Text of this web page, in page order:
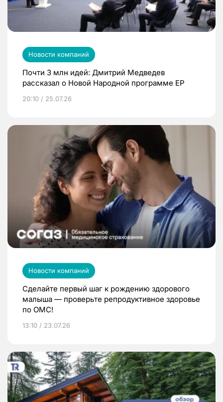
Новости компаний
Почти 3 млн идей: Дмитрий Медведев
рассказал о Новой Народной программе ЕР
20:10 / 25.07.26
Новости компаний
Сделайте первый шаг к рождению здорового
малыша — проверьте репродуктивное здоровье
по ОМС!
13:10 / 23.07.26